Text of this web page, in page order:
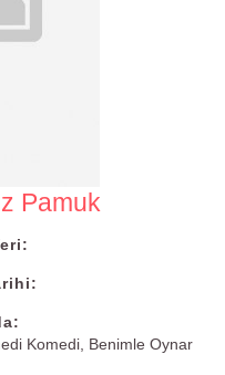
Pamuk
Komedi, Benimle Oynar